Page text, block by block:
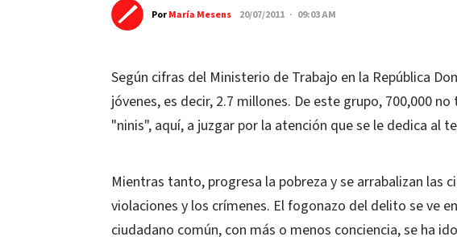
PorMaría Mesens 20/07/2011 · 09:03 AM
Según cifras del Ministerio de Trabajo en la República
jóvenes, es decir, 2.7 millones. De este grupo, 700,000
"ninis", aquí, a juzgar por la atención que se le dedica al
Mientras tanto, progresa la pobreza y se arrabalizan las
violaciones y los crímenes. El fogonazo del delito se ve
ciudadano común, con más o menos conciencia, se ha